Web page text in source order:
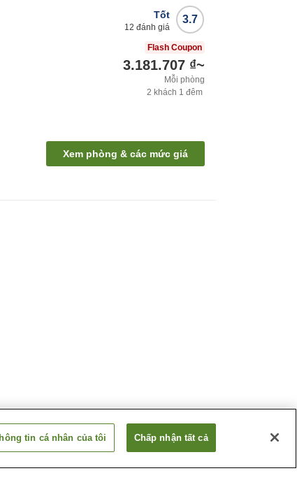
3.7
Tốt
12 đánh giá
Flash Coupon
3.181.707 ₫~
Mỗi phòng
2 khách 1 đêm
Xem phòng & các mức giá
tin cá nhân của tôi Chấp nhận tất cả